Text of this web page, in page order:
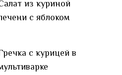
из куриной
с яблоком
с курицей в